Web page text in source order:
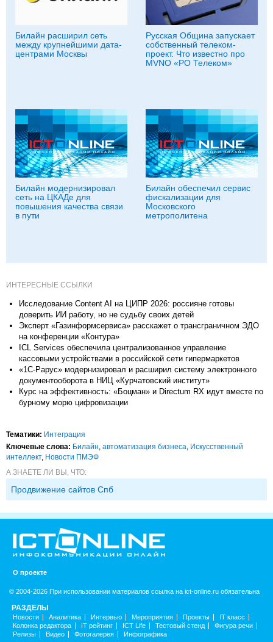
Билайн расширил сеть
между крупнейшими дата-
центрами Москвы
Русская Община запускает
собственный телеком-
проект. Что известно про
MVNO «РО Телеком»
Билайн модернизировал
сеть на ЦКАДе для
повышения качества связи
в пути
Билайн обеспечил сервис
фискализации для
Московского
метрополитена
ИНТЕРЕСНЫЕ ССЫЛКИ
Исследование Content AI на ЦИПР 2026: россияне готовы
доверить ИИ работу, но не судьбу своих детей
Эксперт «Газинформсервиса» расскажет о трансграничном ЭДО
на конференции «Контура»
ICL Services обеспечила централизованное управление
кассовыми устройствами в российской сети гипермаркетов
«1С-Рарус» модернизировал и расширил систему электронного
документооборота в НИЦ «Курчатовский институт»
Курс на эффективность: «Боцман» и Directum RX идут вместе по
бурному морю цифровизации
Тематики: Интеграция
Ключевые слова: Билайн автоматизация бизнеса Искусственный
интеллект, Новости ПМЭФ
А ЗНАЕТЕ ЛИ ВЫ, ЧТО:
Продвижение сайтов Спб
О проекте
© 2004-2026 При использовании материалов ссылка на ict-online.ru обязательна
РАЗДЕЛЫ
Новости Аналитика Интервью Мероприятия Проекты
IT класс
Колонка редактора
IT рейтинг ICT Life Тестовый стенд
Фигура речи
Релизы
Видео Фотогалерея Инфографика